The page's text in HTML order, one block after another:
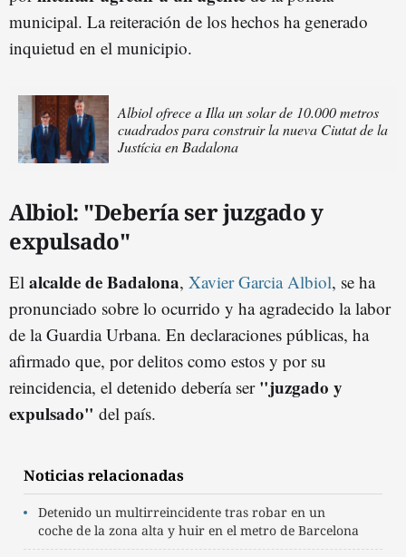
municipal. La reiteración de los hechos ha generado
inquietud en el municipio.
Albiol ofrece a Illa un solar de 10.000 metros
cuadrados para construir la nueva Ciutat de la
Justícia en Badalona
Albiol: "Debería ser juzgado y
expulsado"
El alcalde de Badalona, Xavier Garcia Albiol, se ha
pronunciado sobre lo ocurrido y ha agradecido la labor
de la Guardia Urbana. En declaraciones públicas, ha
afirmado que, por delitos como estos y por su
reincidencia, el detenido debería ser "juzgado y
expulsado" del país.
Noticias relacionadas
Detenido un multirreincidente tras robar en un
coche de la zona alta y huir en el metro de Barcelona